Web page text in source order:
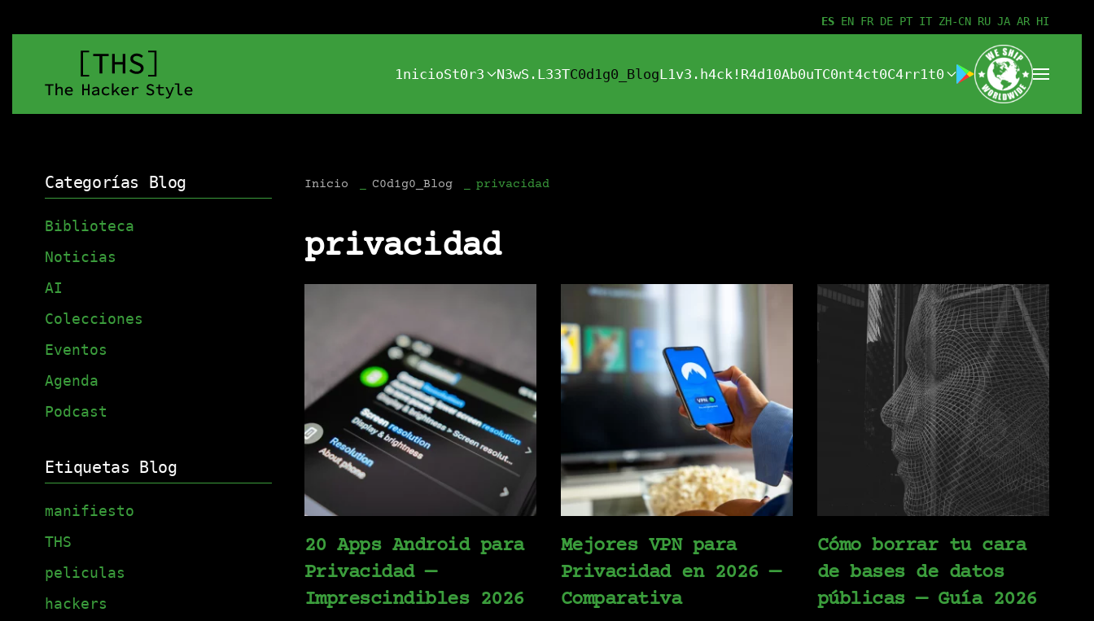
ES EN FR DE PT IT ZH-CN RU JA AR HI
1nicioSt0r3 N3wS.L33TC0d1g0_BlogL1v3.h4ck! R4d10Ab0uTC0nt4ct0C4rr1t0
Categorías Blog
Biblioteca
Noticias
AI
Colecciones
Eventos
Agenda
Podcast
Etiquetas Blog
manifiesto
THS
peliculas
hackers
Inicio C0d1g0_Blog privacidad
privacidad
20 Apps Android para
Privacidad —
Imprescindibles 2026
Mejores VPN para
Privacidad en 2026 —
Comparativa
Cómo borrar tu cara
de bases de datos
públicas — Guía 2026